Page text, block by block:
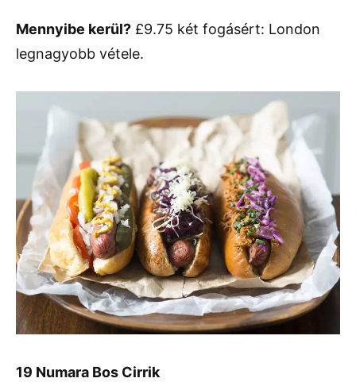
Mennyibe kerül? £9.75 két fogásért: London
legnagyobb vétele.
19 Numara Bos Cirrik